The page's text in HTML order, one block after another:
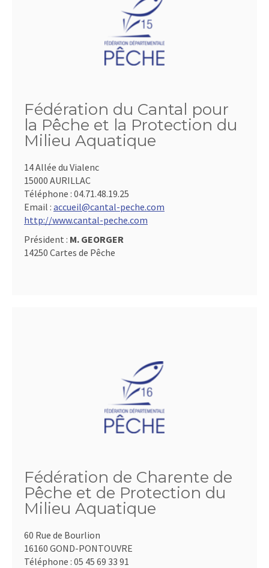
Fédération du Cantal pour
la Pêche et la Protection du
Milieu Aquatique
14 Allée du Vialenc
15000 AURILLAC
Téléphone : 04.71.48.19.25
Email : accueil@cantal-peche.com
http://www.cantal-peche.com
Président : M. GEORGER
14250 Cartes de Pêche
Fédération de Charente de
Pêche et de Protection du
Milieu Aquatique
60 Rue de Bourlion
16160 GOND-PONTOUVRE
Téléphone : 05 45 69 33 91